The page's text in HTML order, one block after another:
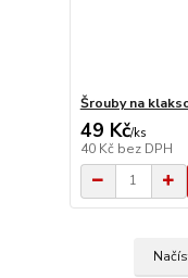
Šrouby na
49 Kč/ks
40 Kč bez DPH